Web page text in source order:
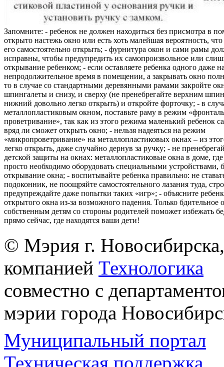
Запомните: - ребенок не должен находиться без присмотра в
открыто настежь окно или есть хоть малейшая вероятность,
его самостоятельно открыть; - фурнитура окон и сами рамы
исправны, чтобы предупредить их самопроизвольное или
открывание ребенком; - если оставляете ребенка одного даже
непродолжительное время в помещении, а закрывать окно
то в случае со стандартными деревянными рамами закройте
шпингалеты и снизу, и сверху (не пренебрегайте верхним
нижний довольно легко открыть) и откройте форточку; - в
металлопластиковым окном, поставьте раму в режим
проветривание», так как из этого режима маленький ребенок
вряд ли сможет открыть окно; - нельзя надеяться на режим
«микропроветривание» на металлопластиковых окнах – из
легко открыть, даже случайно дернув за ручку; - не
детской защиты на окнах: металлопластиковые окна в доме, где
просто необходимо оборудовать специальными
открывание окна; - воспитывайте ребенка правильно: не
подоконник, не поощряйте самостоятельного лазания туда,
предупреждайте даже попытки таких «игр»; - объясните
открытого окна из-за возможного падения. Только бдительное
собственным детям со стороны родителей поможет избежать
прямо сейчас, где находятся ваши дети!
© Мэрия г.
компанией Технологика
совместно с
мэрии города
Муниципальный портал